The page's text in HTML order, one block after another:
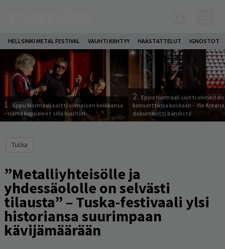
HELLSINKI METAL FESTIVAL VAUHTI KIIHTYY HAASTATTELUT IGNOSTOT
1. Eppu Normaali soitti viimeisen keikkansa
– nämä kappaleet sillä kuultiin
2. Eppu Normaali soitti viimeisen
konserttinsa koskaan – Yle
dokumentti bändistä
Tuska
”Metalliyhteisölle ja
yhdessäololle on selvästi
tilausta” – Tuska-festivaali ylsi
historiansa suurimpaan
kävijämäärään